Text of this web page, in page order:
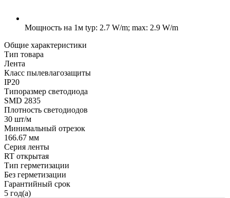
Мощность на 1м typ: 2.7 W/m; max: 2.9 W/m
Общие характеристики
Тип товара
Лента
Класс пылевлагозащиты
IP20
Типоразмер светодиода
SMD 2835
Плотность светодиодов
30 шт/м
Минимальный отрезок
166.67 мм
Серия ленты
RT открытая
Тип герметизации
Без герметизации
Гарантийный срок
5 год(а)